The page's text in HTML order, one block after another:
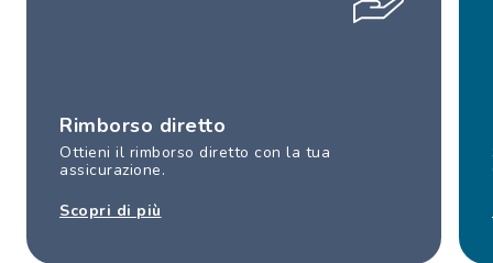
Rimborso diretto
Ottieni il rimborso diretto con la tua
assicurazione.
Scopri di più